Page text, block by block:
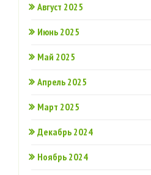
Август 2025
Июнь 2025
Май 2025
Апрель 2025
Март 2025
Декабрь 2024
Ноябрь 2024